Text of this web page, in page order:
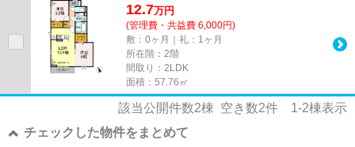
12.7万円
(管理費・共益費 6,000円)
敷：0ヶ月｜礼：1ヶ月
所在階：2階
間取り：2LDK
面積：57.76㎡
該当公開件数2棟 空き数2件 1-2棟表示
チェックした物件をまとめて